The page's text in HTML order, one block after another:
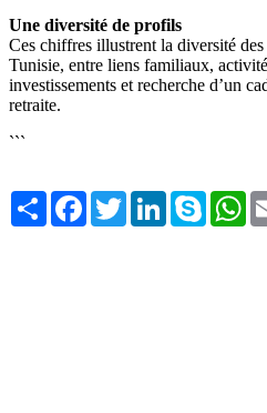
Une diversité de profils
Ces chiffres illustrent la diversité
Tunisie, entre liens familiaux,
investissements et recherche d’un
retraite.
```
Share FacebookTwitterLinkedInSkype